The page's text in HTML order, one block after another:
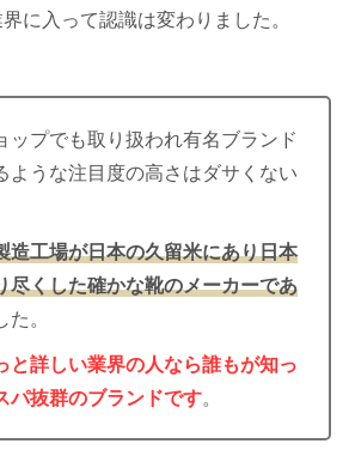
に入って認識は変わりました。
ップでも取り扱われ有名ブランド
ような注目度の高さはダサくない
造工場が日本の久留米にあり日本
尽くした確かな靴のメーカーであ
た。
と詳しい業界の人なら誰もが知っ
パ抜群のブランドです。